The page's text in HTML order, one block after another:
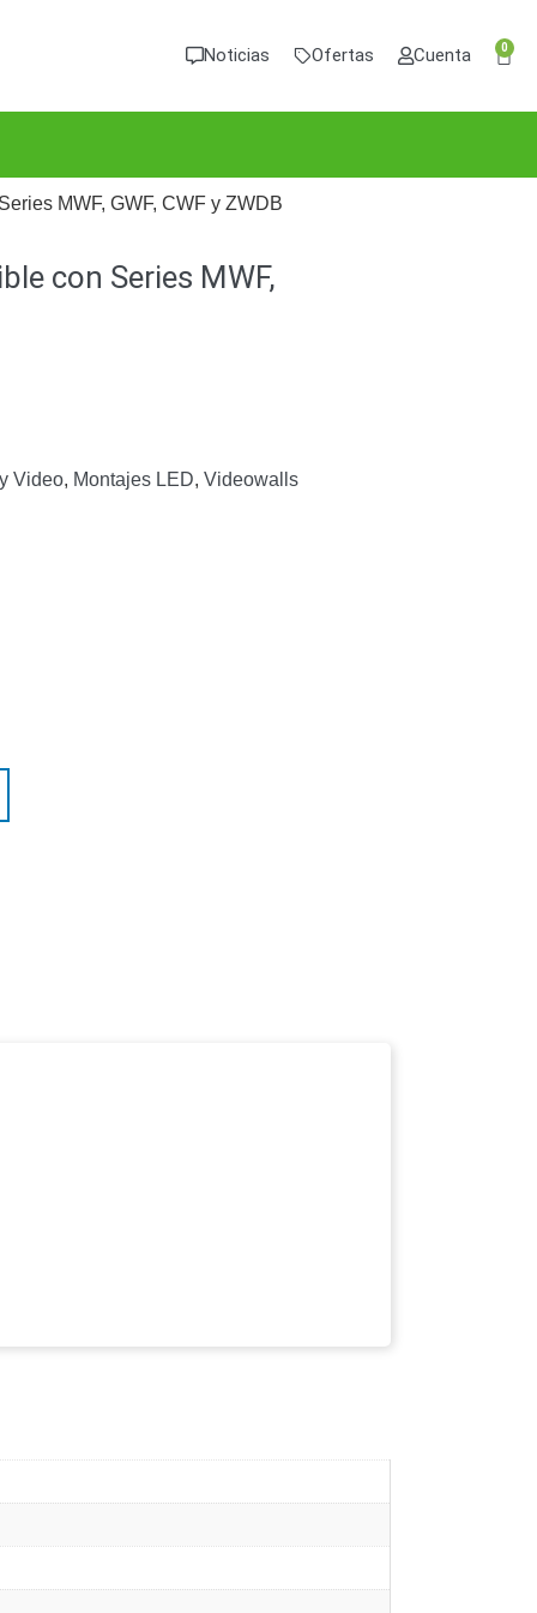
Noticias Ofertas Cuenta 0
MWF, GWF, CWF y ZWDB
con Series MWF,
Video, Montajes LED, Videowalls